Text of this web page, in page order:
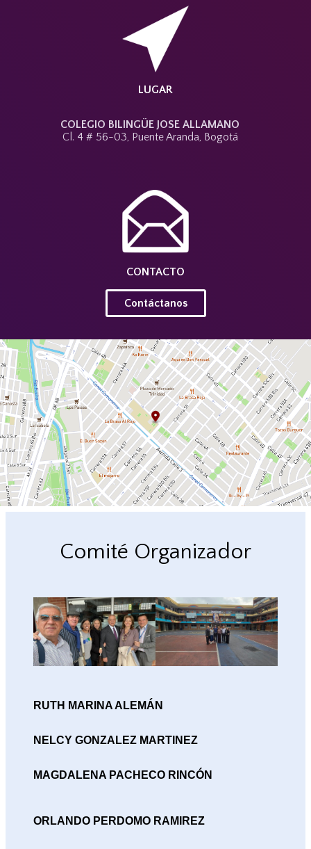
LUGAR
COLEGIO BILINGÜE JOSE ALLAMANO
Cl. 4 # 56-03, Puente Aranda, Bogotá
CONTACTO
Contáctanos
Comité Organizador
RUTH MARINA ALEMÁN
NELCY GONZALEZ MARTINEZ
MAGDALENA PACHECO RINCÓN
ORLANDO PERDOMO RAMIREZ